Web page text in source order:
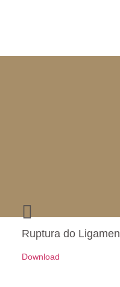
Ruptura do
Download